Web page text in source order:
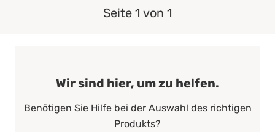
Seite 1 von 1
Wir sind hier, um zu helfen.
Benötigen Sie Hilfe bei der Auswahl des richtigen
Produkts?